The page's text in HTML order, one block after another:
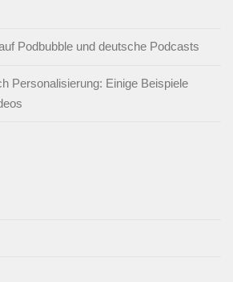
Podbubble und deutsche Podcasts
Personalisierung: Einige Beispiele